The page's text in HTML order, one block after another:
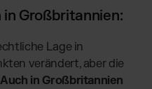
Großbritannien:
Lage in
verändert, aber die
Auch in Großbritannien